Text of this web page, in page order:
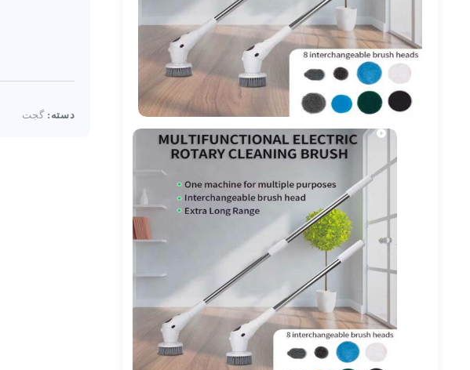
دسته: گجت